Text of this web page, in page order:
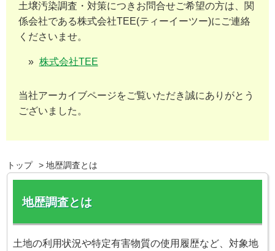
土壌汚染調査・対策につきお問合せご希望の方は、関
係会社である株式会社TEE(ティーイーツー)にご連絡
くださいませ。
株式会社TEE
当社アーカイブページをご覧いただき誠にありがとう
ございました。
トップ 地歴調査とは
地歴調査とは
土地の利用状況や特定有害物質の使用履歴など、対象地